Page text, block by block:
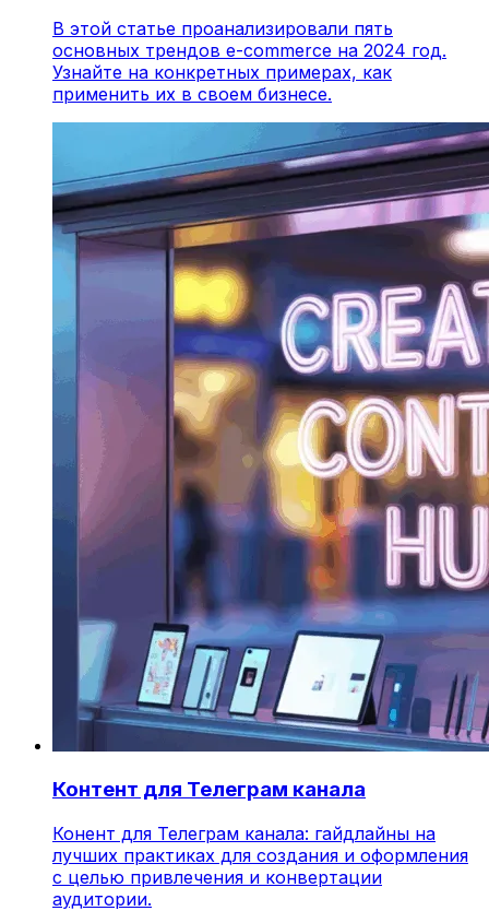
В этой статье проанализировали пять
основных трендов e-commerce на 2024 год.
Узнайте на конкретных примерах, как
применить их в своем бизнесе.
Контент для Телеграм канала
Конент для Телеграм канала: гайдлайны на
лучших практиках для создания и оформления
с целью привлечения и конвертации
аудитории.